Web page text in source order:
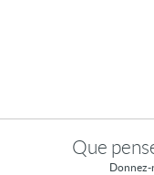
Que
Donnez-